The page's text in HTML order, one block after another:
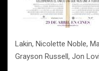
Lakin, Nicolette Noble,
Grayson Russell, Jon